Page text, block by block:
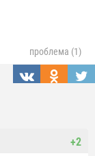
проблема (1)
+2